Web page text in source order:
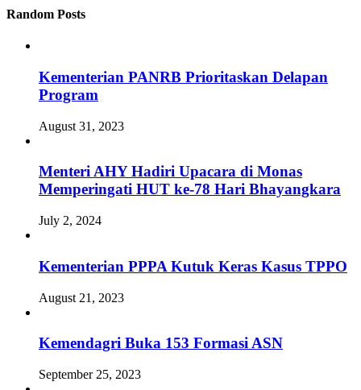
Random Posts
Kementerian PANRB Prioritaskan Delapan
Program
August 31, 2023
Menteri AHY Hadiri Upacara di Monas
Memperingati HUT ke-78 Hari Bhayangkara
July 2, 2024
Kementerian PPPA Kutuk Keras Kasus TPPO
August 21, 2023
Kemendagri Buka 153 Formasi ASN
September 25, 2023